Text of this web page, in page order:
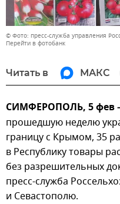
© Фото: пресс-служба управления
Перейти в фотобанк
Читать в МАКС
СИМФЕРОПОЛЬ, 5 фев
прошедшую неделю
границу с Крымом, 35
в Республику товары
без разрешительных
пресс-служба
и Севастополю.